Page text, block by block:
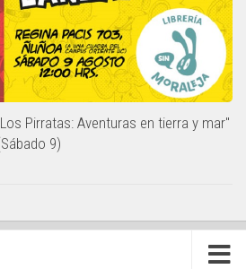
Pirratas: Aventuras en tierra y mar"
9)